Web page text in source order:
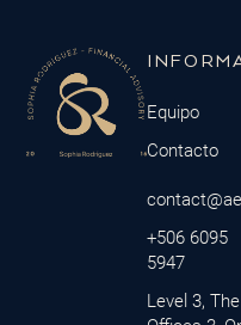
Equipo
Contacto
+506 6095
5947
Level 3, The